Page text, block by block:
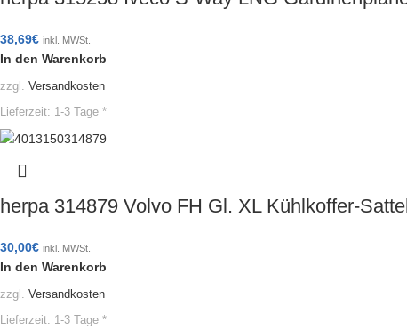
38,69€ inkl. MWSt.
In den Warenkorb
zzgl. Versandkosten
Lieferzeit: 1-3 Tage *
herpa 314879 Volvo FH Gl. XL Kühlkoffer-
30,00€ inkl. MWSt.
In den Warenkorb
zzgl. Versandkosten
Lieferzeit: 1-3 Tage *